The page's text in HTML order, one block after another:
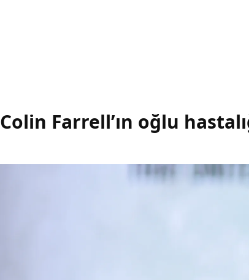
Colin Farrell’ın oğlu